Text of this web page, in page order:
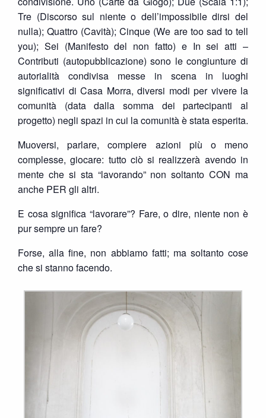
Tre (Discorso sul niente o dell’impossibile dirsi del
nulla); Quattro (Cavità); Cinque (We are too sad to tell
you); Sei (Manifesto del non fatto) e In sei atti –
Contributi (autopubblicazione) sono le congiunture di
autorialità condivisa messe in scena in luoghi
significativi di Casa Morra, diversi modi per vivere la
comunità (data dalla somma dei partecipanti al
progetto) negli spazi in cui la comunità è stata esperita.
Muoversi, parlare, compiere azioni più o meno
complesse, giocare: tutto ciò si realizzerà avendo in
mente che si sta “lavorando” non soltanto CON ma
anche PER gli altri.
E cosa significa “lavorare”? Fare, o dire, niente non è
pur sempre un fare?
Forse, alla fine, non abbiamo fatti; ma soltanto cose
che si stanno facendo.